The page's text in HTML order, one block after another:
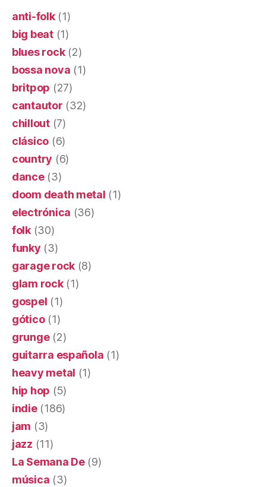
anti-folk(1)
big beat(1)
blues rock(2)
bossa nova (1)
britpop (27)
cantautor (32)
chillout(7)
clásico (6)
country (6)
dance(3)
doom death metal (1)
electrónica (36)
folk(30)
funky (3)
garage rock (8)
glam rock(1)
gospel (1)
gótico(1)
grunge(2)
guitarra española (1)
heavy metal (1)
hip hop (5)
indie(186)
jam (3)
jazz (11)
La Semana De(9)
música (3)